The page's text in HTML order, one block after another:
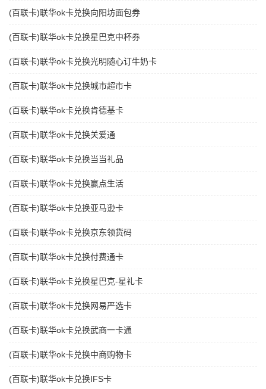
(百联卡)联华ok卡兑换向阳坊面包券
(百联卡)联华ok卡兑换星巴克中杯券
(百联卡)联华ok卡兑换光明随心订牛奶卡
(百联卡)联华ok卡兑换城市超市卡
(百联卡)联华ok卡兑换肯德基卡
(百联卡)联华ok卡兑换关爱通
(百联卡)联华ok卡兑换当当礼品
(百联卡)联华ok卡兑换赢点生活
(百联卡)联华ok卡兑换亚马逊卡
(百联卡)联华ok卡兑换京东领货码
(百联卡)联华ok卡兑换付费通卡
(百联卡)联华ok卡兑换星巴克-星礼卡
(百联卡)联华ok卡兑换网易严选卡
(百联卡)联华ok卡兑换武商一卡通
(百联卡)联华ok卡兑换中商购物卡
(百联卡)联华ok卡兑换IFS卡